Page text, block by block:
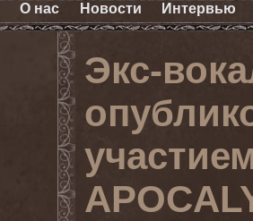
О нас Новости Интервью
Экс-